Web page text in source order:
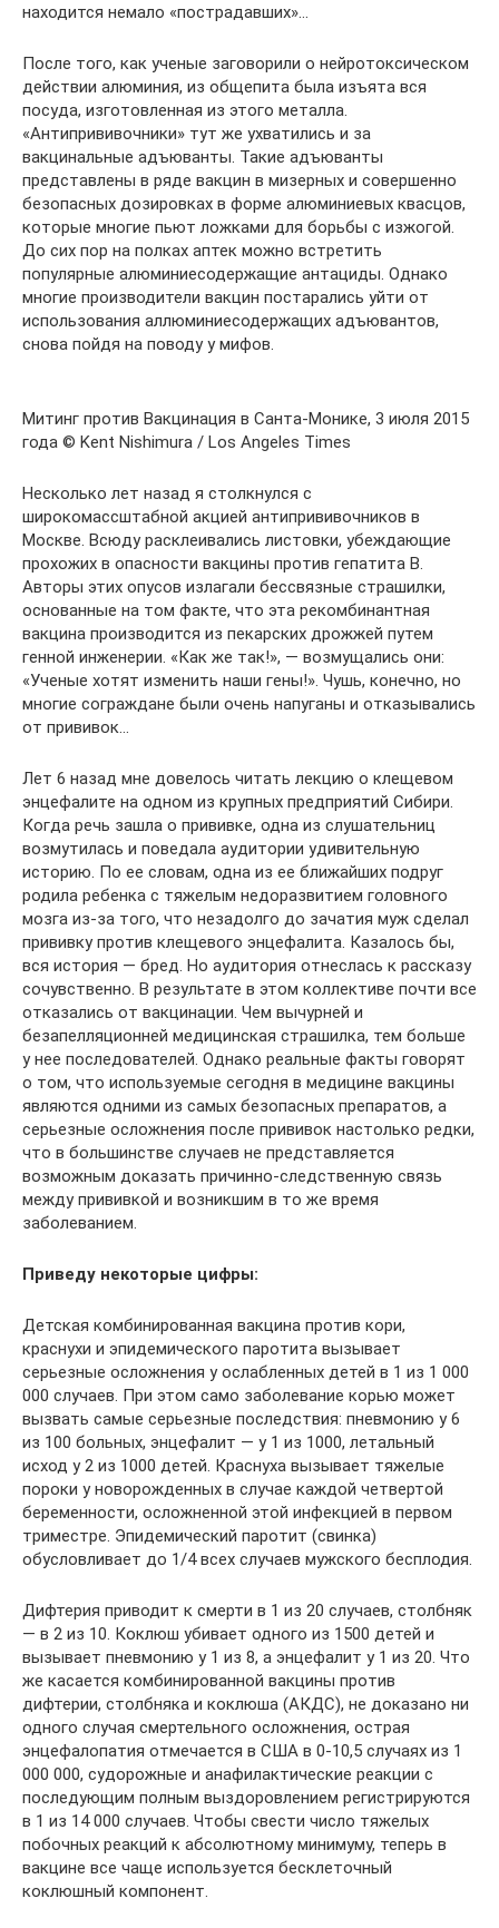
находится немало «пострадавших»…
После того, как ученые заговорили о нейротоксическом
действии алюминия, из общепита была изъята вся
посуда, изготовленная из этого металла.
«Антипрививочники» тут же ухватились и за
вакцинальные адъюванты. Такие адъюванты
представлены в ряде вакцин в мизерных и совершенно
безопасных дозировках в форме алюминиевых квасцов,
которые многие пьют ложками для борьбы с изжогой.
До сих пор на полках аптек можно встретить
популярные алюминиесодержащие антациды. Однако
многие производители вакцин постарались уйти от
использования аллюминиесодержащих адъювантов,
снова пойдя на поводу у мифов.
Митинг против Вакцинация в Санта-Монике, 3 июля 2015
года © Kent Nishimura / Los Angeles Times
Несколько лет назад я столкнулся с
широкомассштабной акцией антипрививочников в
Москве. Всюду расклеивались листовки, убеждающие
прохожих в опасности вакцины против гепатита В.
Авторы этих опусов излагали бессвязные страшилки,
основанные на том факте, что эта рекомбинантная
вакцина производится из пекарских дрожжей путем
генной инженерии. «Как же так!», — возмущались они:
«Ученые хотят изменить наши гены!». Чушь, конечно, но
многие сограждане были очень напуганы и отказывались
от прививок…
Лет 6 назад мне довелось читать лекцию о клещевом
энцефалите на одном из крупных предприятий Сибири.
Когда речь зашла о прививке, одна из слушательниц
возмутилась и поведала аудитории удивительную
историю. По ее словам, одна из ее ближайших подруг
родила ребенка с тяжелым недоразвитием головного
мозга из-за того, что незадолго до зачатия муж сделал
прививку против клещевого энцефалита. Казалось бы,
вся история — бред. Но аудитория отнеслась к рассказу
сочувственно. В результате в этом коллективе почти все
отказались от вакцинации. Чем вычурней и
безапелляционней медицинская страшилка, тем больше
у нее последователей. Однако реальные факты говорят
о том, что используемые сегодня в медицине вакцины
являются одними из самых безопасных препаратов, а
серьезные осложнения после прививок настолько редки,
что в большинстве случаев не представляется
возможным доказать причинно-следственную связь
между прививкой и возникшим в то же время
заболеванием.
Приведу некоторые цифры:
Детская комбинированная вакцина против кори,
краснухи и эпидемического паротита вызывает
серьезные осложнения у ослабленных детей в 1 из 1 000
000 случаев. При этом само заболевание корью может
вызвать самые серьезные последствия: пневмонию у 6
из 100 больных, энцефалит — у 1 из 1000, летальный
исход у 2 из 1000 детей. Краснуха вызывает тяжелые
пороки у новорожденных в случае каждой четвертой
беременности, осложненной этой инфекцией в первом
триместре. Эпидемический паротит (свинка)
обусловливает до 1/4 всех случаев мужского бесплодия.
Дифтерия приводит к смерти в 1 из 20 случаев, столбняк
— в 2 из 10. Коклюш убивает одного из 1500 детей и
вызывает пневмонию у 1 из 8, а энцефалит у 1 из 20. Что
же касается комбинированной вакцины против
дифтерии, столбняка и коклюша (АКДС), не доказано ни
одного случая смертельного осложнения, острая
энцефалопатия отмечается в США в 0-10,5 случаях из 1
000 000, судорожные и анафилактические реакции с
последующим полным выздоровлением регистрируются
в 1 из 14 000 случаев. Чтобы свести число тяжелых
побочных реакций к абсолютному минимуму, теперь в
вакцине все чаще используется бесклеточный
коклюшный компонент.